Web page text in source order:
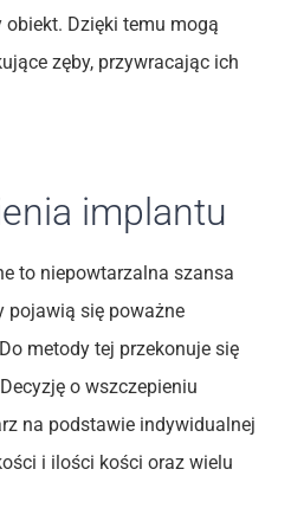
obiekt. Dzięki temu mogą
zęby, przywracając ich
implantu
to niepowtarzalna szansa
pojawią się poważne
metody tej przekonuje się
o wszczepieniu
na podstawie indywidualnej
i ilości kości oraz wielu